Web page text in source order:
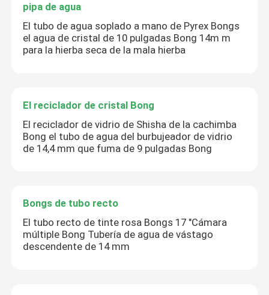
pipa de agua
El tubo de agua soplado a mano de Pyrex Bongs
el agua de cristal de 10 pulgadas Bong 14m m
para la hierba seca de la mala hierba
El reciclador de cristal Bong
El reciclador de vidrio de Shisha de la cachimba
Bong el tubo de agua del burbujeador de vidrio
de 14,4 mm que fuma de 9 pulgadas Bong
Bongs de tubo recto
El tubo recto de tinte rosa Bongs 17 "Cámara
múltiple Bong Tubería de agua de vástago
descendente de 14 mm